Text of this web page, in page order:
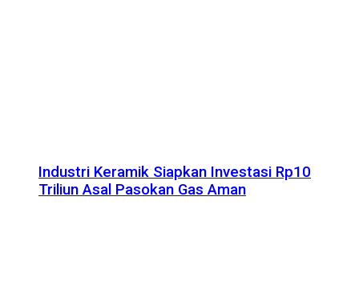
Industri Keramik Siapkan Investasi Rp10
Triliun Asal Pasokan Gas Aman